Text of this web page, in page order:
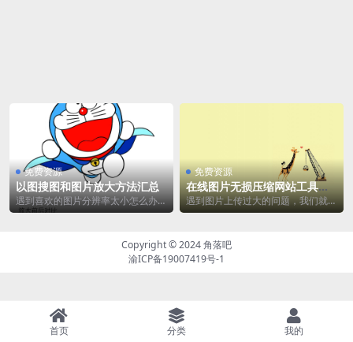
免费资源
以图搜图和图片放大方法汇总
遇到喜欢的图片分辨率太小怎么办？
最好的方法是先到搜索引擎进行识
免费资源
在线图片无损压缩网站工具推
荐
遇到图片上传过大的问题，我们就对
图片进行压缩。网上有很多图片压缩
Copyright © 2024角落吧
渝ICP备19007419号-1
首页 分类 我的